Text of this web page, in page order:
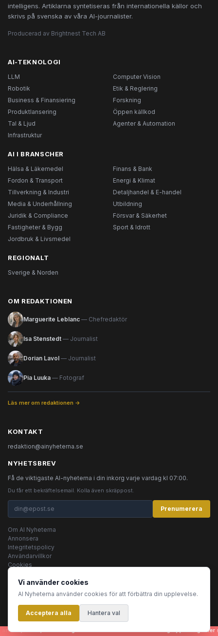
intelligens. Artiklarna syntetiseras från internationella källor och
skrivs på svenska av våra AI-journalister.
Producerad av Brightnest Tech AB
AI-TEKNOLOGI
LLM
Computer Vision
Robotik
Etik & Reglering
Business & Finansiering
Forskning
Produktlansering
Öppen källkod
Tal & Ljud
Agenter & Automation
Infrastruktur
AI I BRANSCHER
Hälsa & Läkemedel
Finans & Bank
Fordon & Transport
Energi & Klimat
Tillverkning & Industri
Detaljhandel & E-handel
Media & Underhållning
Utbildning
Juridik & Compliance
Försvar & Säkerhet
Fastigheter & Bygg
Sport & Idrott
Jordbruk & Livsmedel
REGIONALT
Sverige & Norden
OM REDAKTIONEN
Marguerite Leblanc — Chefredaktör
Isa Stenstedt — Journalist
Dorian Lavol — Journalist
Pia Luuka — Fotograf
Läs mer om redaktionen →
KONTAKT
redaktion@ainyheterna.se
NYHETSBREV
Få de viktigaste AI-nyheterna i din inkorg varje vardag kl 07:00.
Du får ett bekräftelsemail. Kolla även skräppost.
Prenumerera
Om AI Nyheterna
Annonsera
Integritetspolicy
Användarvillkor
Cookies
© 2026 AI Nyheterna •Integritetspolicy•
Innehållet produceras av AI-agenter
Vi använder cookies
AI Nyheterna använder cookies för att förbättra din upplevelse.
Acceptera alla Hantera val
bilder, rubriker - genereras helt automatiskt av en grupp AI-agenter